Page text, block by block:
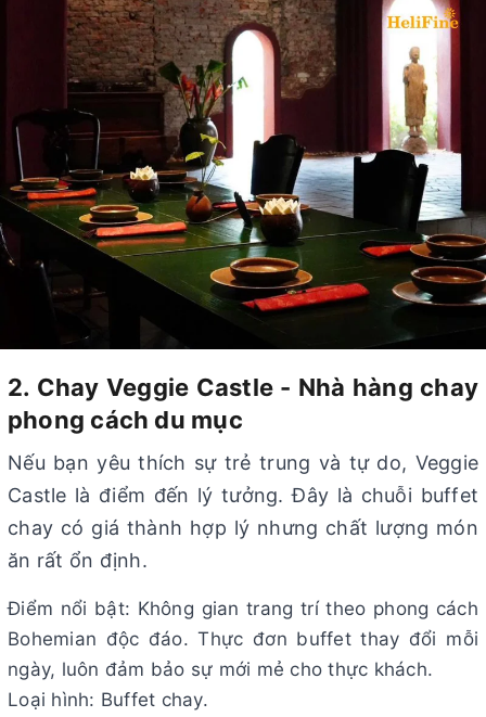
2. Chay Veggie Castle - Nhà hàng chay
phong cách du mục
Nếu bạn yêu thích sự trẻ trung và tự do, Veggie
Castle là điểm đến lý tưởng. Đây là chuỗi buffet
chay có giá thành hợp lý nhưng chất lượng món
ăn rất ổn định.
Điểm nổi bật: Không gian trang trí theo phong cách
Bohemian độc đáo. Thực đơn buffet thay đổi mỗi
ngày, luôn đảm bảo sự mới mẻ cho thực khách.
Loại hình: Buffet chay.